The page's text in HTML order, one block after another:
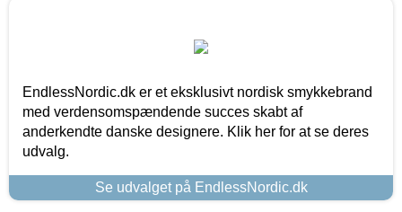
EndlessNordic.dk er et eksklusivt nordisk smykkebrand
med verdensomspændende succes skabt af
anderkendte danske designere. Klik her for at se deres
udvalg.
Se udvalget på EndlessNordic.dk